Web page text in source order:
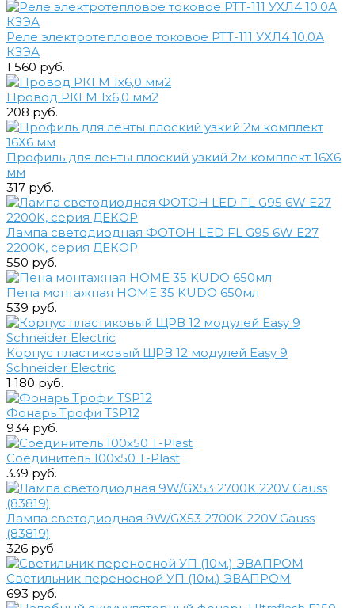
Реле электротепловое токовое РТТ-111 УХЛ4 10.0А
КЗЭА
1 560 руб.
Провод РКГМ 1х6,0 мм2
208 руб.
Профиль для ленты плоский узкий 2м комплект 16Х6
мм
317 руб.
Лампа светодиодная ФОТОН LED FL G95 6W E27
2200K, серия ДЕКОР
550 руб.
Пена монтажная HOME 35 KUDO 650мл
539 руб.
Корпус пластиковый ЩРВ 12 модулей Easy 9
Schneider Electric
1 180 руб.
Фонарь Трофи TSP12
934 руб.
Соединитель 100х50 T-Plast
339 руб.
Лампа светодиодная 9W/GX53 2700K 220V Gauss
(83819)
326 руб.
Cветильник переносной УП (10м.) ЭВАПРОМ
693 руб.